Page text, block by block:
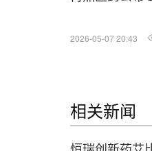
2026-05-07 20:43
相关新闻